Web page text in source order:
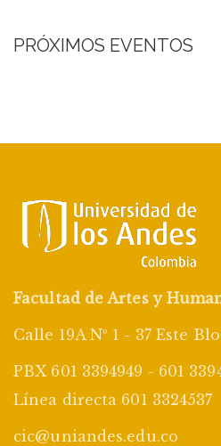
PRÓXIMOS EVENTOS
Facultad de Artes y
Calle 19A Nº 1 - 37 Este
PBX 601 3394949 - 601
Línea directa 601 3324537
cic@uniandes.edu.co